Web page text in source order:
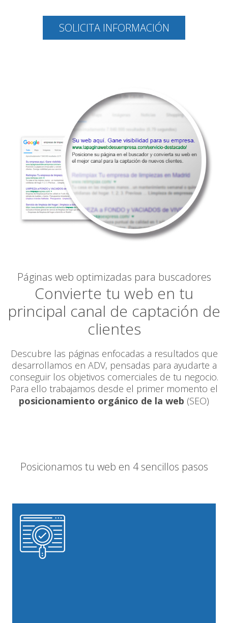
SOLICITA INFORMACIÓN
Páginas web optimizadas para buscadores
Convierte tu web en tu
principal canal de captación de
clientes
Descubre las páginas enfocadas a resultados que
desarrollamos en ADV, pensadas para ayudarte a
conseguir los objetivos comerciales de tu negocio.
Para ello trabajamos desde el primer momento el
posicionamiento orgánico de la web (SEO)
Posicionamos tu web en 4 sencillos pasos